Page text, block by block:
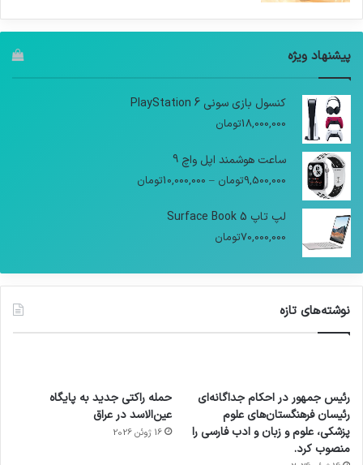
پیشنهاد ویژه
کنسول بازی سونی PlayStation 6
18,000,000تومان
ساعت هوشمند اپل واچ 9
9,500,000تومان –
10,000,000تومان
لپ تاپ Surface Book 5
70,000,000تومان
نوشته‌های تازه
رئیس جمهور در احکام جداگانه‌ای
رئیسان فرهنگستان‌های علوم
پزشکی، علوم و زبان و ادب فارسی را
منصوب کرد.
حمله راکتی جدید به پایگاه
عین‌الاسد در عراق
16 ژوئن 2026